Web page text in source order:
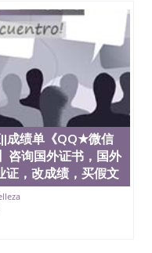
Jose State
San Jose State
San Jose State
凭（San Jose
学历（ San Jose
学历（San Jose
学历（San Jose
历（San Jose
（San Jose State
Jose State
Jose State
Jose State
（San Jose State
（San Jose State
（San Jose State
Jose State
成绩单《QQ★微信
咨询国外证书，国外
证，改成绩，买假文